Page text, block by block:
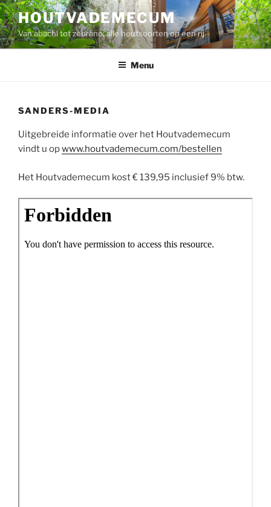
Ga
naar
de
inhoud
HOUTVADEMECUM
Van abachi tot zebrano: alle houtsoorten op een rij
Menu
SANDERS-MEDIA
Uitgebreide informatie over het Houtvademecum
vindt u opwww.houtvademecum.com/bestellen
Het Houtvademecum kost € 139,95 inclusief 9% btw.